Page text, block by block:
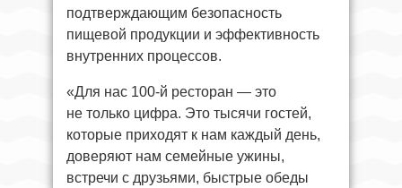
подтверждающим безопасность
пищевой продукции и эффективность
внутренних процессов.
«Для нас 100-й ресторан — это
не только цифра. Это тысячи гостей,
которые приходят к нам каждый день,
доверяют нам семейные ужины,
встречи с друзьями, быстрые обеды